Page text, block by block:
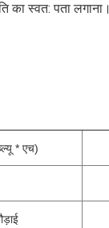
का स्वत: पता लगाना।
* एच)